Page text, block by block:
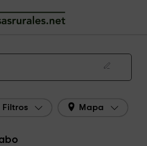
de 2026
Filtros Mapa